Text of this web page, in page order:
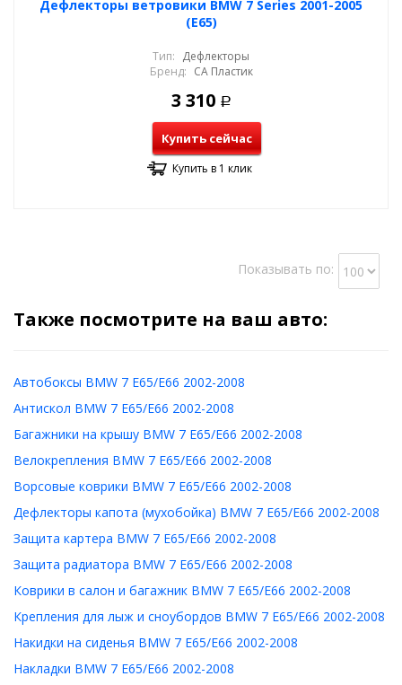
Дефлекторы ветровики BMW 7 Series 2001-2005
(E65)
Тип: Дефлекторы
Бренд: СА Пластик
3 310 Р
Купить сейчас
Купить в 1 клик
Показывать по:
Также посмотрите на ваш авто:
Автобоксы BMW 7 E65/E66 2002-2008
Антискол BMW 7 E65/E66 2002-2008
Багажники на крышу BMW 7 E65/E66 2002-2008
Велокрепления BMW 7 E65/E66 2002-2008
Ворсовые коврики BMW 7 E65/E66 2002-2008
Дефлекторы капота (мухобойка) BMW 7 E65/E66 2002-2008
Защита картера BMW 7 E65/E66 2002-2008
Защита радиатора BMW 7 E65/E66 2002-2008
Коврики в салон и багажник BMW 7 E65/E66 2002-2008
Крепления для лыж и сноубордов BMW 7 E65/E66 2002-2008
Накидки на сиденья BMW 7 E65/E66 2002-2008
Накладки BMW 7 E65/E66 2002-2008